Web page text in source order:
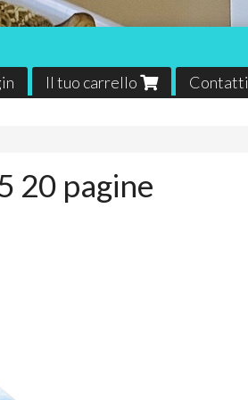
Il tuo carrello Contatti
20 pagineIl mondo di Gaia